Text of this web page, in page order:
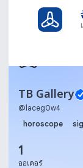
TB Gallery
@ laceg0w4
horoscope
1
ออเดอร์